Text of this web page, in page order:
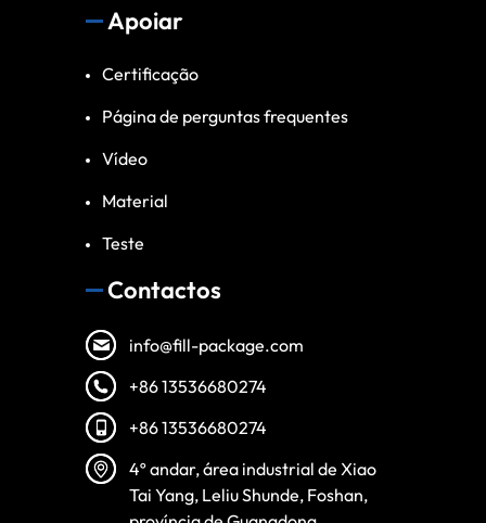
Apoiar
Certificação
Página de perguntas frequentes
Vídeo
Material
Teste
Contactos
info@fill-package.com
+86 13536680274
+86 13536680274
4º andar, área industrial de Xiao
Tai Yang, Leliu Shunde, Foshan,
Vietnamese